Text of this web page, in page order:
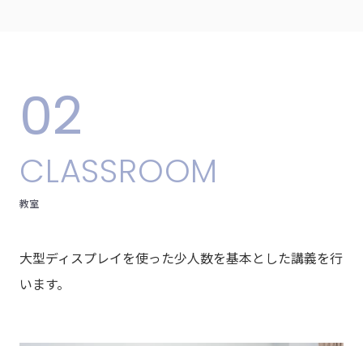
02
CLASSROOM
教室
大型ディスプレイを使った少人数を基本とした講義を行
います。